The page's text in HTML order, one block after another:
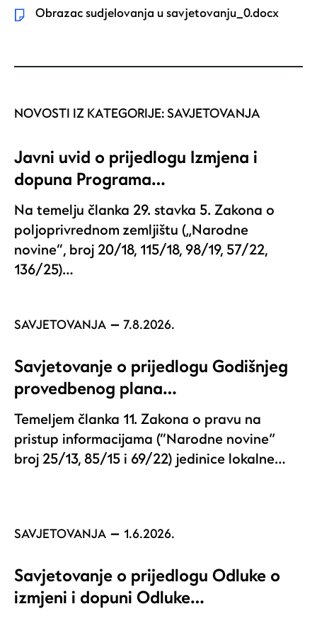
Obrazac sudjelovanja u savjetovanju_0.docx
NOVOSTI IZ KATEGORIJE:SAVJETOVANJA
Javni uvid o prijedlogu Izmjena i
dopuna Programa…
Na temelju članka 29. stavka 5. Zakona o
poljoprivrednom zemljištu („Narodne
novine“, broj 20/18, 115/18, 98/19, 57/22,
136/25)…
SAVJETOVANJA 7.8.2026.
Savjetovanje o prijedlogu Godišnjeg
provedbenog plana…
Temeljem članka 11. Zakona o pravu na
pristup informacijama (“Narodne novine”
broj 25/13, 85/15 i 69/22) jedinice lokalne…
SAVJETOVANJA 1.6.2026.
Savjetovanje o prijedlogu Odluke o
izmjeni i dopuni Odluke…